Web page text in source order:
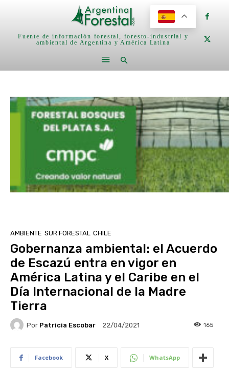
Fuente de información forestal, foresto-industrial y
ambiental de Argentina y América Latina
AMBIENTE SUR FORESTAL CHILE
Gobernanza ambiental: el Acuerdo
de Escazú entra en vigor en
América Latina y el Caribe en el
Día Internacional de la Madre
Tierra
Por Patricia Escobar 22/04/2021 165
Facebook X WhatsApp